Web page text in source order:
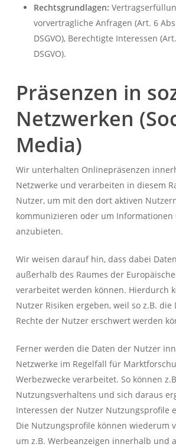
Rechtsgrundlagen:
vorvertragliche Anfragen (Art. 6
DSGVO), Berechtigte Interessen
DSGVO).
Präsenzen in
Netzwerken
Media)
Wir unterhalten Onlinepräsenzen
Netzwerke und verarbeiten in diesem
Nutzer, um mit den dort aktiven
kommunizieren oder um Informationen
anzubieten.
Wir weisen darauf hin, dass dabei
außerhalb des Raumes der
verarbeitet werden können. Hierdurch
Nutzer Risiken ergeben, weil so z.B.
Rechte der Nutzer erschwert werden
Ferner werden die Daten der Nutzer
Netzwerke im Regelfall für
Werbezwecke verarbeitet. So können
Nutzungsverhaltens und sich daraus
Interessen der Nutzer Nutzungsprofile
Die Nutzungsprofile können wiederum
um z.B. Werbeanzeigen innerhalb und